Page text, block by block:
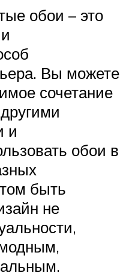
обои – это
Вы можете
сочетание
и
обои в
быть
не